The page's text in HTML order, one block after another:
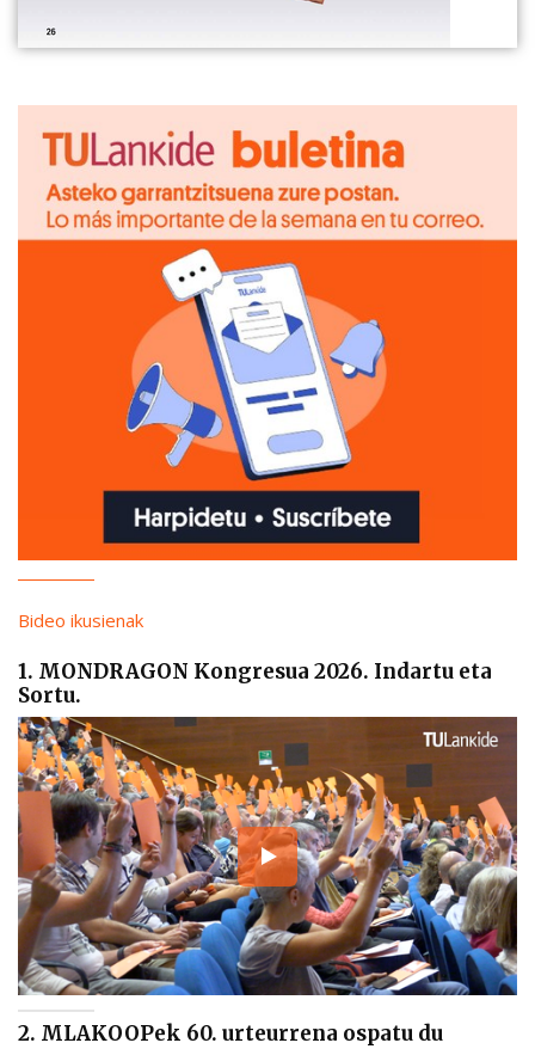
Bideo ikusienak
1. MONDRAGON Kongresua 2026. Indartu eta
Sortu.
2. MLAKOOPek 60. urteurrena ospatu du